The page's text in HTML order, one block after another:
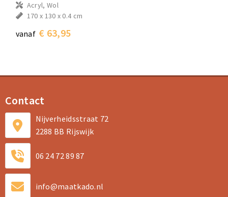
Acryl, Wol
170 x 130 x 0.4 cm
vanaf € 63,95
Contact
Nijverheidsstraat 72
2288 BB Rijswijk
06 24 72 89 87
info@maatkado.nl